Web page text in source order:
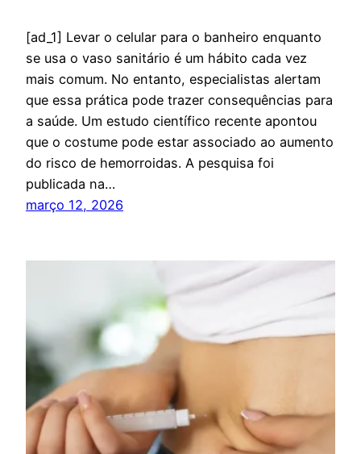
[ad_1] Levar o celular para o banheiro enquanto
se usa o vaso sanitário é um hábito cada vez
mais comum. No entanto, especialistas alertam
que essa prática pode trazer consequências para
a saúde. Um estudo científico recente apontou
que o costume pode estar associado ao aumento
do risco de hemorroidas. A pesquisa foi
publicada na…
março 12, 2026